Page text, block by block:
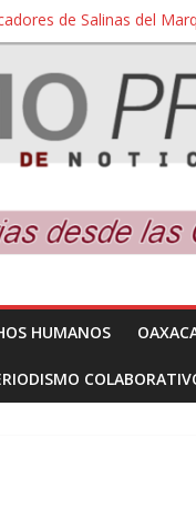
de Salinas del
vuelve a las aulas
detener a los
construir un parque
de gravera Oyamel
HUMANOS